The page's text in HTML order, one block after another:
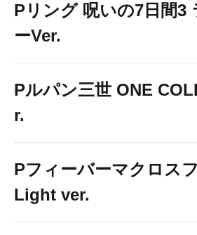
Pリング 呪いの7日間3
ーVer.
Pルパン三世 ONE
r.
Pフィーバーマクロス
Light ver.